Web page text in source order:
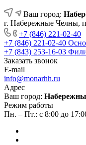
Ваш город:
г. Набережные Челны,
+7 (846) 221-02-40
+7 (846) 221-02-40
+7 (843) 253-16-03
Заказать звонок
E-mail
info@monarhh.ru
Адрес
Ваш город:
Режим работы
Пн. – Пт.: с 8:00 до